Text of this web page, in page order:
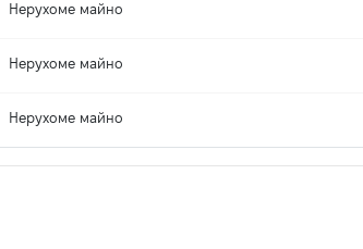
Нерухоме майно
Нерухоме майно
Нерухоме майно